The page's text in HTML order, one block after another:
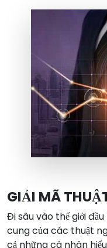
GIẢI MÃ
Đi sâu vào thế giới
cung của các thuật
cả những cá nhân